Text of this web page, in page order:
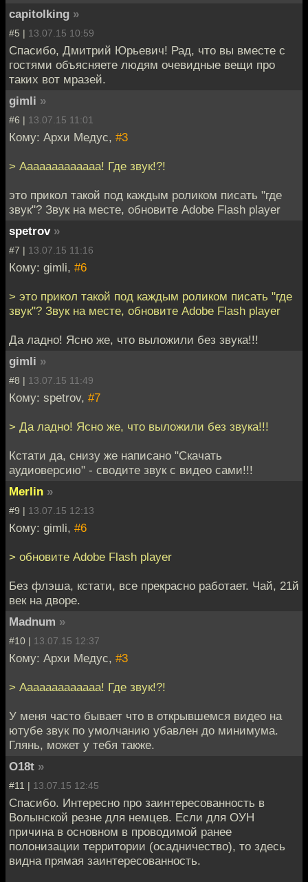
capitolking »
#5 | 13.07.15 10:59
Спасибо, Дмитрий Юрьевич! Рад, что вы вместе с
гостями объясняете людям очевидные вещи про
таких вот мразей.
gimli »
#6 | 13.07.15 11:01
Кому: Архи Медус, #3
> Ааааааааааааа! Где звук!?!
это прикол такой под каждым роликом писать "где
звук"? Звук на месте, обновите Adobe Flash player
spetrov »
#7 | 13.07.15 11:16
Кому: gimli, #6
> это прикол такой под каждым роликом писать "где
звук"? Звук на месте, обновите Adobe Flash player
Да ладно! Ясно же, что выложили без звука!!!
gimli »
#8 | 13.07.15 11:49
Кому: spetrov, #7
> Да ладно! Ясно же, что выложили без звука!!!
Кстати да, снизу же написано "Скачать
аудиоверсию" - сводите звук с видео сами!!!
Merlin »
#9 | 13.07.15 12:13
Кому: gimli, #6
> обновите Adobe Flash player
Без флэша, кстати, все прекрасно работает. Чай, 21й
век на дворе.
Madnum »
#10 | 13.07.15 12:37
Кому: Архи Медус, #3
> Ааааааааааааа! Где звук!?!
У меня часто бывает что в открывшемся видео на
ютубе звук по умолчанию убавлен до минимума.
Глянь, может у тебя также.
O18t »
#11 | 13.07.15 12:45
Спасибо. Интересно про заинтересованность в
Волынской резне для немцев. Если для ОУН
причина в основном в проводимой ранее
полонизации территории (осадничество), то здесь
видна прямая заинтересованность.